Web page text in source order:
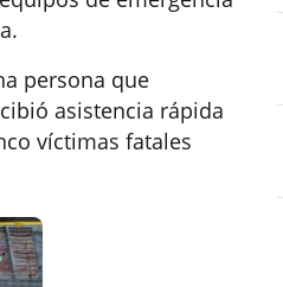
persona que
asistencia rápida
víctimas fatales